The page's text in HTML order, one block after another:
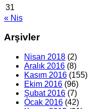
31
« Nis
Arşivler
Nisan 2018 (2)
Aralık 2016 (8)
Kasım 2016 (155)
Ekim 2016 (96)
Şubat 2016 (7)
Ocak 2016 (42)